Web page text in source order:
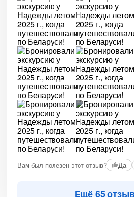
Вам был полезен этот отзыв? Да
Ещё 65